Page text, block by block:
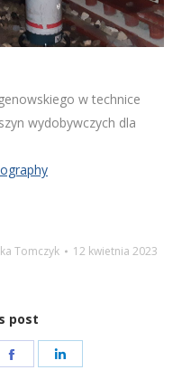
w technice
wydobywczych dla
Tomczyk 12 kwietnia 2023
post
Share